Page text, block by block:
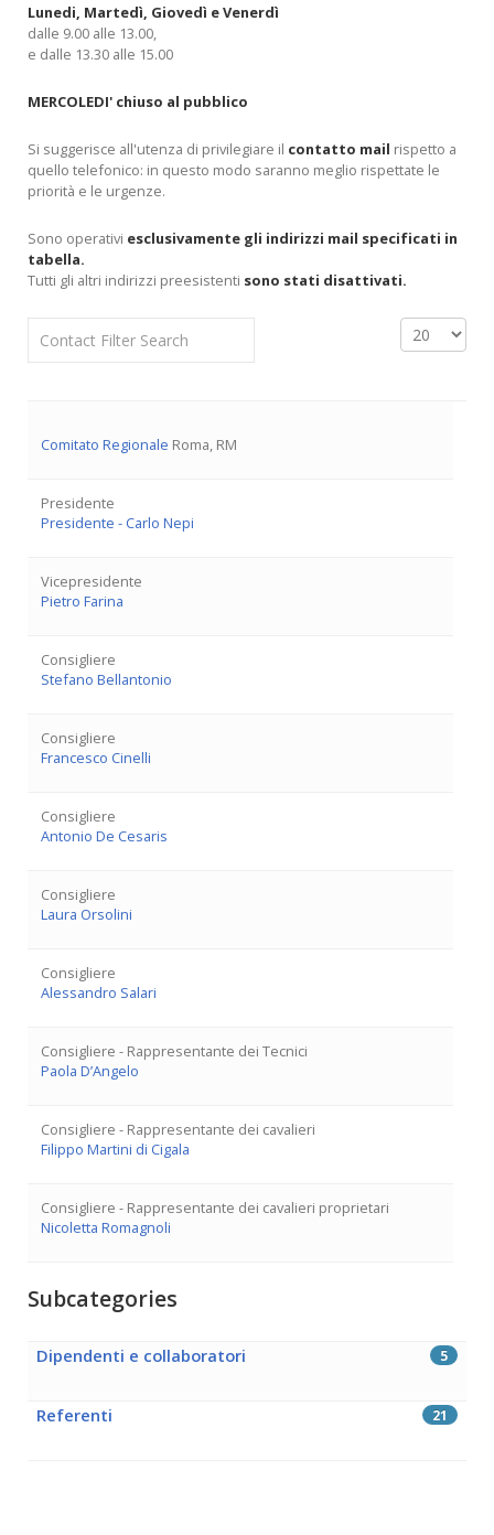
Lunedi, Martedì, Giovedì e Venerdì
dalle 9.00 alle 13.00,
e dalle 13.30 alle 15.00
MERCOLEDI' chiuso al pubblico
Si suggerisce all'utenza di privilegiare il contatto mail rispetto a
quello telefonico: in questo modo saranno meglio rispettate le
priorità e le urgenze.
Sono operativi esclusivamente gli indirizzi mail specificati in
tabella.
Tutti gli altri indirizzi preesistenti sono stati disattivati.
Display #
Comitato Regionale Roma, RM
Presidente
Presidente - Carlo Nepi
Vicepresidente
Pietro Farina
Consigliere
Stefano Bellantonio
Consigliere
Francesco Cinelli
Consigliere
Antonio De Cesaris
Consigliere
Laura Orsolini
Consigliere
Alessandro Salari
Consigliere - Rappresentante dei Tecnici
Paola D’Angelo
Consigliere - Rappresentante dei cavalieri
Filippo Martini di Cigala
Consigliere - Rappresentante dei cavalieri proprietari
Nicoletta Romagnoli
Subcategories
Dipendenti e collaboratori 5
Referenti 21